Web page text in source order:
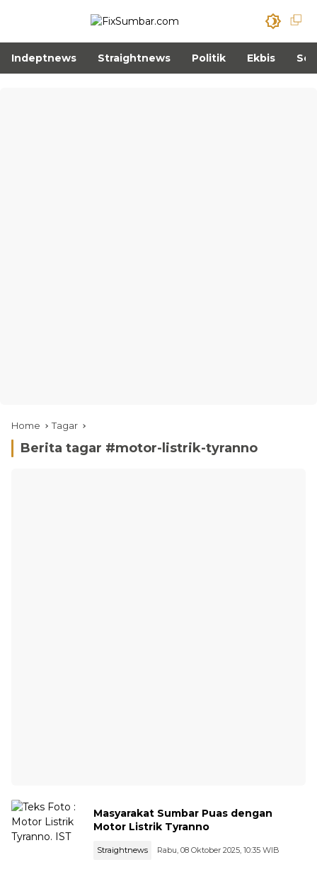
Indeptnews Straightnews Politik Ekbis
Home Tagar
Berita tagar #motor-listrik-tyranno
Masyarakat Sumbar Puas dengan
Motor Listrik Tyranno
Straightnews Rabu, 08 Oktober 2025, 10:35 WIB